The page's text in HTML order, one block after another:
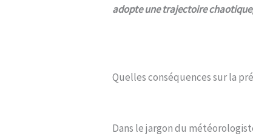
adopte une trajectoire
Quelles conséquences sur la
Dans le jargon du